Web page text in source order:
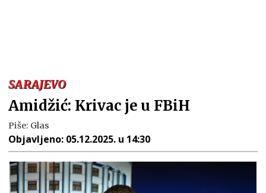
SARAJEVO
Amidžić: Krivac je u FBiH
Piše: Glas
Objavljeno: 05.12.2025. u 14:30